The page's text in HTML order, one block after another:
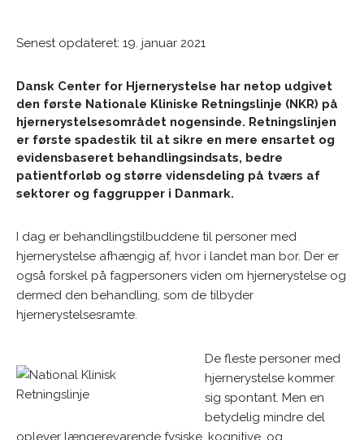
Senest opdateret: 19. januar 2021
Dansk Center for Hjernerystelse har netop udgivet
den første Nationale Kliniske Retningslinje (NKR) på
hjernerystelsesområdet nogensinde. Retningslinjen
er første spadestik til at sikre en mere ensartet og
evidensbaseret behandlingsindsats, bedre
patientforløb og større vidensdeling på tværs af
sektorer og faggrupper i Danmark.
I dag er behandlingstilbuddene til personer med
hjernerystelse afhængig af, hvor i landet man bor. Der er
også forskel på fagpersoners viden om hjernerystelse og
dermed den behandling, som de tilbyder
hjernerystelsesramte.
De fleste personer med
hjernerystelse kommer
sig spontant. Men en
betydelig mindre del
oplever længerevarende fysiske, kognitive, og